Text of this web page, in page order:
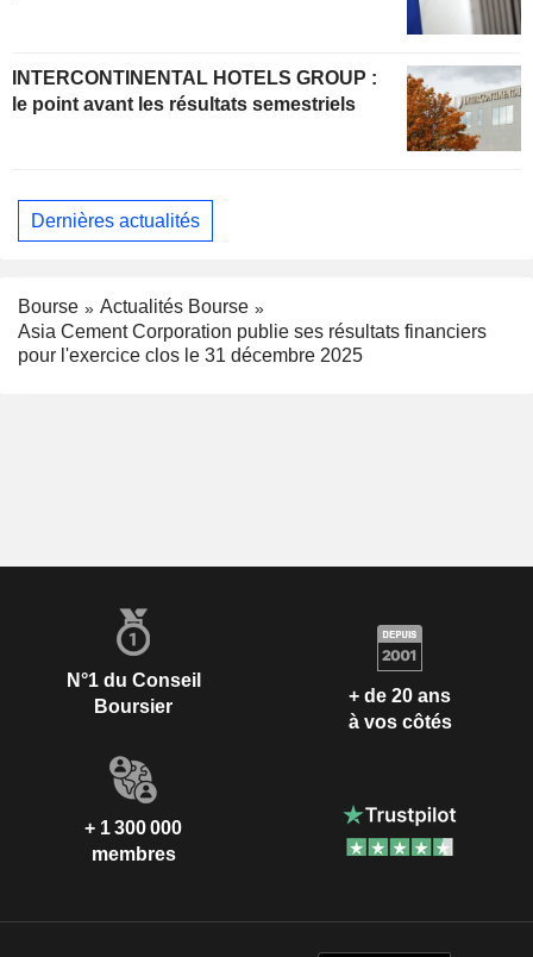
INTERCONTINENTAL HOTELS GROUP :
le point avant les résultats semestriels
Dernières actualités
Bourse
Actualités Bourse
Asia Cement Corporation publie ses résultats financiers
pour l'exercice clos le 31 décembre 2025
N°1 du Conseil
Boursier
+ de 20 ans
à vos côtés
+ 1 300 000
membres